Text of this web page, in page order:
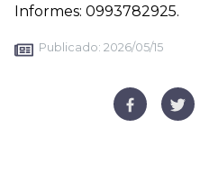
Informes: 0993782925.
Publicado: 2026/05/15